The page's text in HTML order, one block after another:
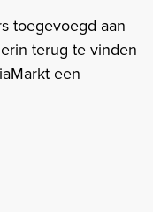
toegevoegd aan
terug te vinden
een